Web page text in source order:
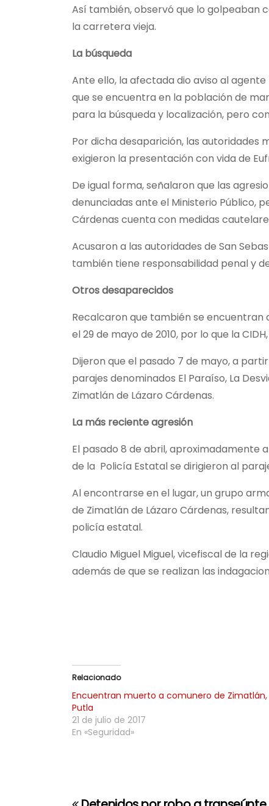
Así también, observó que lo golpeaban
la carretera vieja.
La búsqueda
Ante ello, la afectada dio aviso al agente
que se encuentra en la población de
para la búsqueda y localización, pero
Por dicha desaparición, las autoridades
exigieron la presentación con vida de
De igual forma, señalaron que las
denunciadas ante el Ministerio Público,
Cárdenas cuenta con medidas
Acusaron a las autoridades de San
también tiene responsabilidad penal y
Otros desaparecidos
Recalcaron que también se encuentran
el 29 de mayo de 2010, por lo que la
Dijeron que el pasado 7 de mayo, a
parajes denominados El Paraíso, La
Zimatlán de Lázaro Cárdenas.
La más reciente agresión
El pasado 8 de abril, aproximadamente
de la Policía Estatal se dirigieron al
Al encontrarse en el lugar, un grupo
de Zimatlán de Lázaro Cárdenas,
policía estatal.
Claudio Miguel Miguel, vicefiscal de la
además de que se realizan las
Relacionado
Encuentran muerto a comunero de Zimatlán,
Putla
21 de julio de 2017
En «Seguridad»